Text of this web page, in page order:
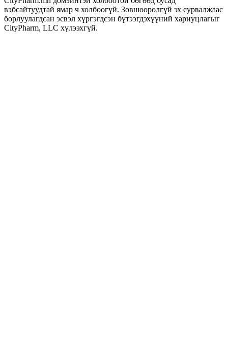
вэбсайтуудтай ямар ч холбоогүй. Зөвшөөрөлгүй эх сурвалжаас
борлуулагдсан эсвэл хүргэгдсэн бүтээгдэхүүний хариуцлагыг
CityPharm, LLC хүлээхгүй.